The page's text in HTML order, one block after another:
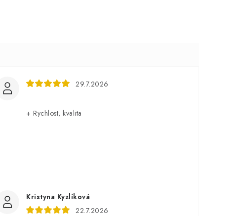
29.7.2026
+ Rychlost, kvalita
Kristyna Kyzlíková
22.7.2026